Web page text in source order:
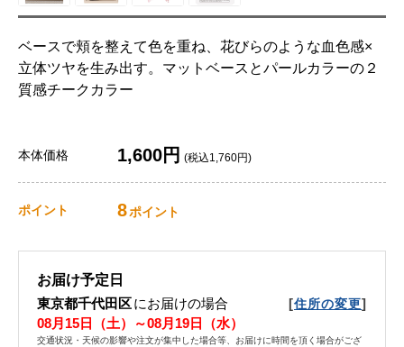
ベースで頬を整えて色を重ね、花びらのような血色感×
立体ツヤを生み出す。マットベースとパールカラーの２
質感チークカラー
本体価格 1,600円 (税込1,760円)
ポイント 8ポイント
お届け予定日
東京都千代田区にお届けの場合 [住所の変更]
08月15日（土）～08月19日（水）
交通状況・天候の影響や注文が集中した場合等、お届けに時間を頂く場合がござ